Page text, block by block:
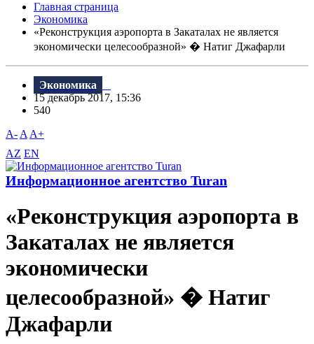
Главная страница
Экономика
«Реконструкция аэропорта в Закаталах не является
экономически целесообразной» � Натиг Джафарли
Экономика
15 декабрь 2017, 15:36
540
A- A A+
AZ EN
Информационное агентство Turan
«Реконструкция аэропорта в
Закаталах не является
экономически
целесообразной» � Натиг
Джафарли